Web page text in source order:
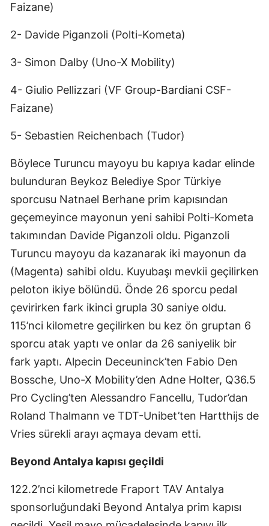
Faizane)
2- Davide Piganzoli (Polti-Kometa)
3- Simon Dalby (Uno-X Mobility)
4- Giulio Pellizzari (VF Group-Bardiani CSF-
Faizane)
5- Sebastien Reichenbach (Tudor)
Böylece Turuncu mayoyu bu kapıya kadar elinde
bulunduran Beykoz Belediye Spor Türkiye
sporcusu Natnael Berhane prim kapısından
geçemeyince mayonun yeni sahibi Polti-Kometa
takımından Davide Piganzoli oldu. Piganzoli
Turuncu mayoyu da kazanarak iki mayonun da
(Magenta) sahibi oldu. Kuyubaşı mevkii geçilirken
peloton ikiye bölündü. Önde 26 sporcu pedal
çevirirken fark ikinci grupla 30 saniye oldu.
115’nci kilometre geçilirken bu kez ön gruptan 6
sporcu atak yaptı ve onlar da 26 saniyelik bir
fark yaptı. Alpecin Deceuninck’ten Fabio Den
Bossche, Uno-X Mobility’den Adne Holter, Q36.5
Pro Cycling’ten Alessandro Fancellu, Tudor’dan
Roland Thalmann ve TDT-Unibet’ten Hartthijs de
Vries sürekli arayı açmaya devam etti.
Beyond Antalya kapısı geçildi
122.2’nci kilometrede Fraport TAV Antalya
sponsorluğundaki Beyond Antalya prim kapısı